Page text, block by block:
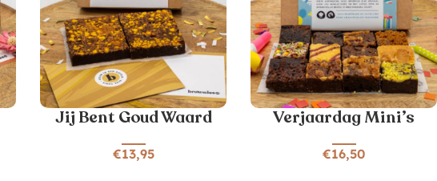
Jij Bent Goud Waard
€13,95
Verjaardag Mini’s
€16,50